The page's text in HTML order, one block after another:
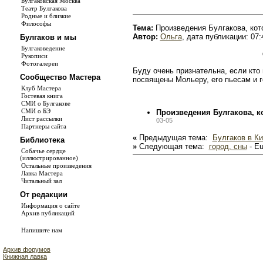
Театр Булгакова
Родные и близкие
Философы
Булгаков и мы
Булгаковедение
Рукописи
Фотогалереи
Сообщество Мастера
Клуб Мастера
Гостевая книга
СМИ о Булгакове
СМИ о БЭ
Лист рассылки
Партнеры сайта
Библиотека
Собачье сердце
(иллюстрированное)
Остальные произведения
Лавка Мастера
Читальный зал
От редакции
Информация о сайте
Архив публикаций
Напишите нам
Архив форумов
Книжная лавка
Тема: Произведения Булгакова,
Автор: Ольга, дата публикации:
Буду очень признательна, если
посвящены Мольеру, его пьесам и
Произведения Булгакова,
03-05
«Предыдущая тема: Булгаков в
»Следующая тема: город, сны-